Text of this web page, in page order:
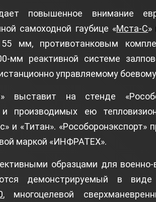
повышенное внимание
самоходной гаубице «Мста-С»
мм, противотанковым
мм реактивной системе
управляемому
выставит на стенде
и производимых ею
и «Титан». «Рособоронэкспорт»
маркой «ИНФРАТЕХ».
образцами для
демонстрируемый в виде
, многоцелевой